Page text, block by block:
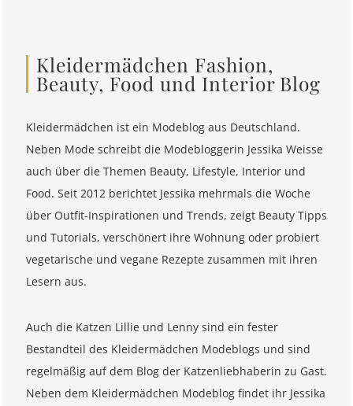
Kleidermädchen Fashion,
Beauty, Food und Interior Blog
Kleidermädchen ist ein Modeblog aus Deutschland.
Neben Mode schreibt die Modebloggerin Jessika Weisse
auch über die Themen Beauty, Lifestyle, Interior und
Food. Seit 2012 berichtet Jessika mehrmals die Woche
über Outfit-Inspirationen und Trends, zeigt Beauty Tipps
und Tutorials, verschönert ihre Wohnung oder probiert
vegetarische und vegane Rezepte zusammen mit ihren
Lesern aus.
Auch die Katzen Lillie und Lenny sind ein fester
Bestandteil des Kleidermädchen Modeblogs und sind
regelmäßig auf dem Blog der Katzenliebhaberin zu Gast.
Neben dem Kleidermädchen Modeblog findet ihr Jessika